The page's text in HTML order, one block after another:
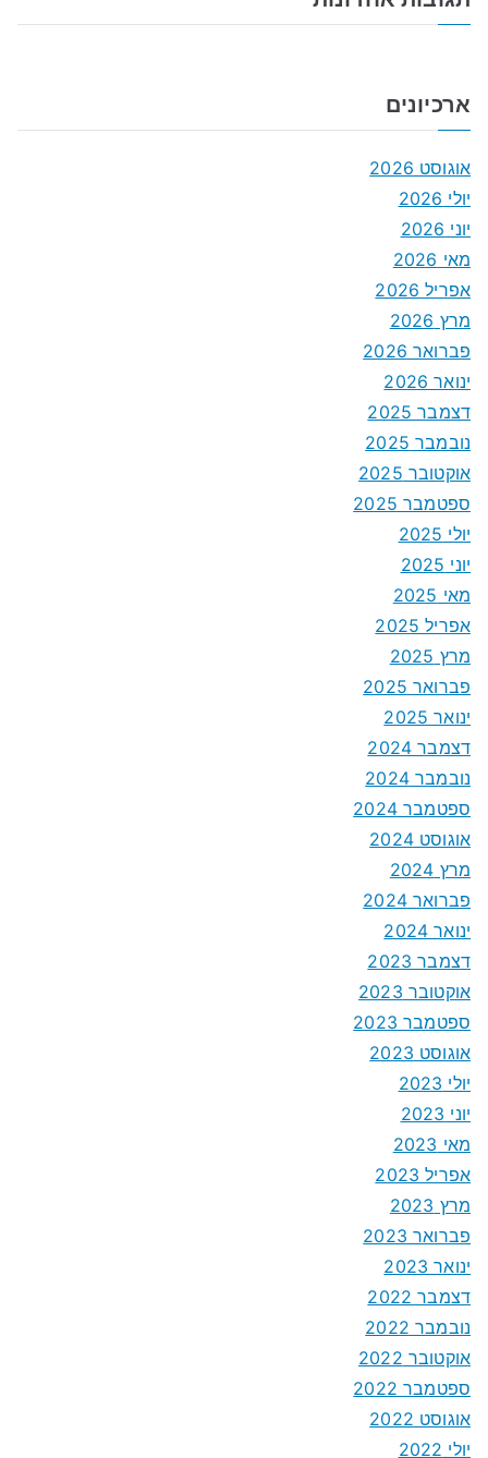
ארכיונים
אוגוסט 2026
יולי 2026
יוני 2026
מאי 2026
אפריל 2026
מרץ 2026
פברואר 2026
ינואר 2026
דצמבר 2025
נובמבר 2025
אוקטובר 2025
ספטמבר 2025
יולי 2025
יוני 2025
מאי 2025
אפריל 2025
מרץ 2025
פברואר 2025
ינואר 2025
דצמבר 2024
נובמבר 2024
ספטמבר 2024
אוגוסט 2024
מרץ 2024
פברואר 2024
ינואר 2024
דצמבר 2023
אוקטובר 2023
ספטמבר 2023
אוגוסט 2023
יולי 2023
יוני 2023
מאי 2023
אפריל 2023
מרץ 2023
פברואר 2023
ינואר 2023
דצמבר 2022
נובמבר 2022
אוקטובר 2022
ספטמבר 2022
אוגוסט 2022
יולי 2022